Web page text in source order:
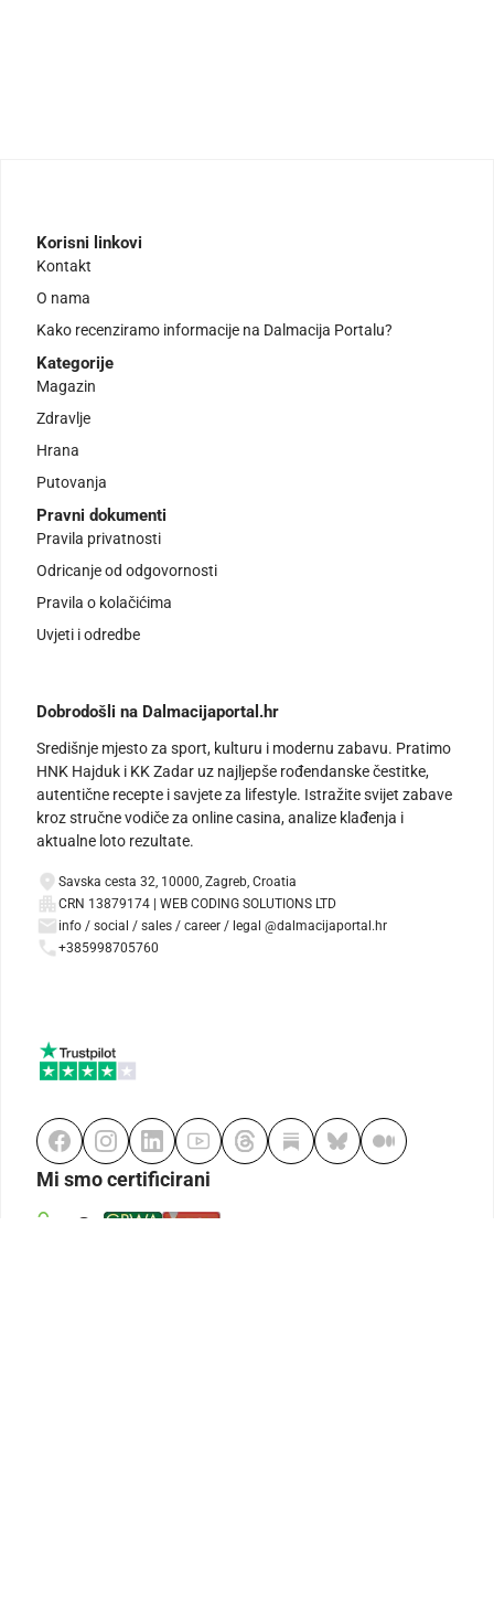
Korisni linkovi
Kontakt
O nama
Kako recenziramo informacije na Dalmacija Portalu?
Kategorije
Magazin
Zdravlje
Hrana
Putovanja
Pravni dokumenti
Pravila privatnosti
Odricanje od odgovornosti
Pravila o kolačićima
Uvjeti i odredbe
Dobrodošli na Dalmacijaportal.hr
Središnje mjesto za sport, kulturu i modernu zabavu. Pratimo
HNK Hajduk i KK Zadar uz najljepše rođendanske čestitke,
autentične recepte i savjete za lifestyle. Istražite svijet zabave
kroz stručne vodiče za online casina, analize klađenja i
aktualne loto rezultate.
Savska cesta 32, 10000, Zagreb, Croatia
CRN 13879174 | WEB CODING SOLUTIONS LTD
info / social / sales / career / legal @dalmacijaportal.hr
+385998705760
Mi smo certificirani